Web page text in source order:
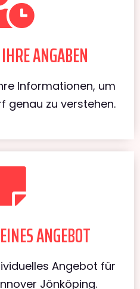
ANGABEN
Informationen, um
genau zu verstehen.
ANGEBOT
Angebot für
Jönköping.